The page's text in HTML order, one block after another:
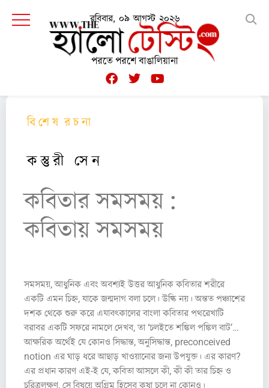
রবিবার, ০৯ আগস্ট ২০২৬
পরতে পরশে বাঙালিয়ানা
বি শে ষ র চ না
ক স্তু রী সে ন
কবিতার সমসময় :
কবিতায় সমসময়
সমসময়, আধুনিক এবং অবশ্যই উত্তর আধুনিক কবিতার শরীরে
একটি এমন চিহ্ন, যাকে জন্মদাগ বলা চলে। উল্কি নয়। অন্তত পঞ্চাশের
দশক থেকে শুরু করে এযাবৎকালের বাংলা কবিতার পথরেখাটি
বরাবর একটি সফরে নামলে দেখব, তা ‘চলইতে শঙ্কিল পঙ্কিল বাট’…
আক্ষরিক অর্থেই যে কোনও সিদ্ধান্ত, অনুসিদ্ধান্ত, preconceived
notion এর ঘাড় ধরে আছাড় খাওয়ানোর জন্য উপযুক্ত। এর কারণ?
এর প্রধান কারণ এই-ই যে, কবিতা আসলে কী, কী কী তার চিহ্ন ও
চরিত্রলক্ষণ, সে বিষয়ে অগ্রিম হিসেব কষা চলে না কোনও।